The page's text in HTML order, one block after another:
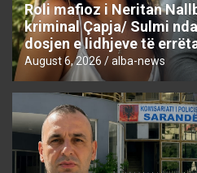
Roli mafioz i Neritan
kriminal Çapja/ Sulmi
dosjen e lidhjeve të
August 6, 2026 alba-news